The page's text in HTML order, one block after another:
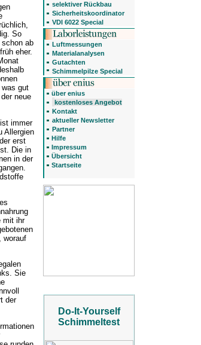
So
ab
eher.
was gut
neue
immer
Allergien
erst
Die in
in der
mit ihr
worauf
Sie
der
selektiver Rückbau
Sicherheitskoordinator
VDI 6022 Special
Luftmessungen
Materialanalysen
Gutachten
Schimmelpilze Special
über enius
kostenloses Angebot
Kontakt
aktueller Newsletter
Partner
Hilfe
Impressum
Übersicht
Startseite
Do-It-Yourself
Schimmeltest